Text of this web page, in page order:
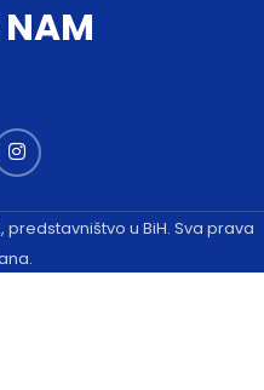
NAM
u BiH. Sva prava